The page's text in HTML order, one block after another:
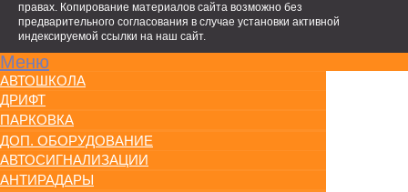
правах. Копирование материалов сайта возможно без
предварительного согласования в случае установки активной
индексируемой ссылки на наш сайт.
Меню
АВТОШКОЛА
ДРИФТ
ПАРКОВКА
ДОП. ОБОРУДОВАНИЕ
АВТОСИГНАЛИЗАЦИИ
АНТИРАДАРЫ